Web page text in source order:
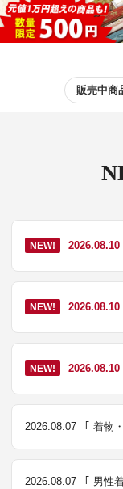
販売中商
NEW! 2026.08.10
NEW! 2026.08.10
NEW! 2026.08.10
2026.08.07 ｢ 着物
2026.08.07 ｢ 男性